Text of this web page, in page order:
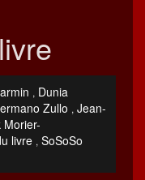
, Dunia
Zullo , Jean-
Morier-
livre , SoSoSo